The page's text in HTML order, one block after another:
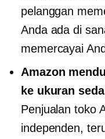
pelanggan
Anda ada di
memercayai
Amazon
ke ukuran
Penjualan toko
independen,